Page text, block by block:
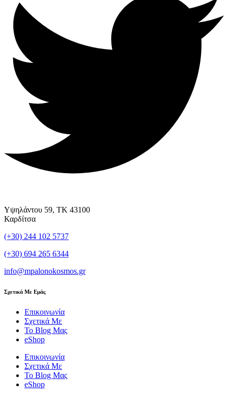
Υψηλάντου 59, ΤΚ 43100
Καρδίτσα
(+30) 244 102 5737
(+30) 694 265 6344
info@mpalonokosmos.gr
Σχετικά Με Εμάς
Επικοινωνία
Σχετικά Με
Το Blog Μας
eShop
Επικοινωνία
Σχετικά Με
Το Blog Μας
eShop